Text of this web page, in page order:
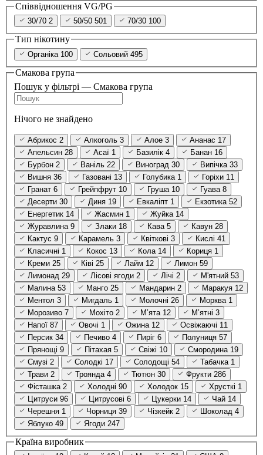
Співвідношення VG/PG
30/70 2 50/50 501 70/30 100
Тип нікотину
Органіка 100 Сольовий 495
Смакова група
Пошук у фільтрі — Смакова група
Нічого не знайдено
Абрикос 2 Алкоголь 3 Алое 3 Ананас 17
Апельсин 28 Асаї 1 Базилік 4 Банан 16
Бурбон 2 Ваніль 22 Виноград 30 Випічка 33
Вишня 36 Газовані 13 Голубика 1 Горіхи 11
Гранат 6 Грейпфрут 10 Груша 10 Гуава 8
Десерти 30 Диня 19 Евкаліпт 1 Екзотика 52
Енергетик 14 Жасмин 1 Жуйка 14
Журавлина 9 Злаки 18 Кава 5 Кавун 28
Кактус 9 Карамель 3 Квіткові 3 Кислі 41
Класичні 1 Кокос 13 Кола 14 Кориця 1
Креми 25 Ківі 25 Лайм 12 Лимон 59
Лимонад 29 Лісові ягоди 2 Лічі 2 М'ятний 53
Малина 53 Манго 25 Мандарин 2 Маракуя 12
Ментол 3 Мигдаль 1 Молочні 26 Морква 1
Морозиво 7 Мохіто 2 М’ята 12 М’ятні 3
Напої 87 Овочі 1 Ожина 12 Освіжаючі 11
Персик 34 Печиво 4 Пиріг 6 Полуниця 57
Прянощі 9 Пітахая 5 Свіжі 10 Смородина 19
Смузі 2 Солодкі 17 Солодощі 54 Табачка 1
Трави 2 Троянда 4 Тютюн 30 Фрукти 286
Фісташка 2 Холодні 90 Холодок 15 Хрусткі 1
Цитруси 96 Цитрусові 6 Цукерки 14 Чай 14
Черешня 1 Чорниця 39 Чізкейк 2 Шоколад 4
Яблуко 49 Ягоди 247
Країна виробник